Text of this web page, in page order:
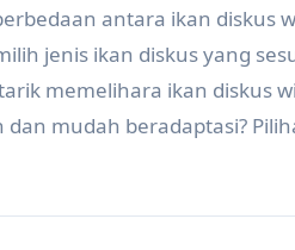
antara ikan diskus
jenis ikan diskus yang
memelihara ikan diskus
mudah beradaptasi?